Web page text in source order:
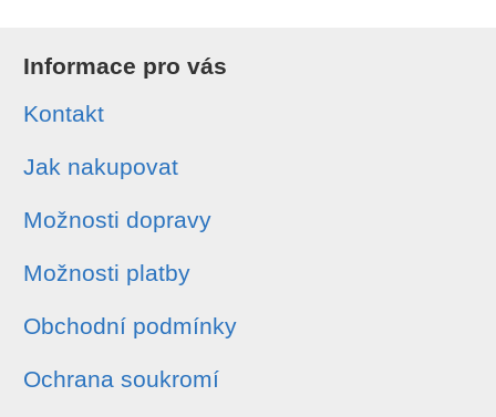
Informace pro vás
Kontakt
Jak nakupovat
Možnosti dopravy
Možnosti platby
Obchodní podmínky
Ochrana soukromí